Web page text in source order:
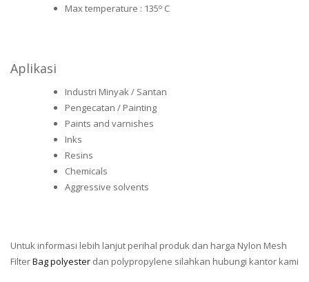
Max temperature : 135o C
Aplikasi
Industri Minyak / Santan
Pengecatan / Painting
Paints and varnishes
Inks
Resins
Chemicals
Aggressive solvents
Untuk informasi lebih lanjut perihal produk dan harga Nylon Mesh
FilterBag polyester dan polypropylene silahkan hubungi kantor kami